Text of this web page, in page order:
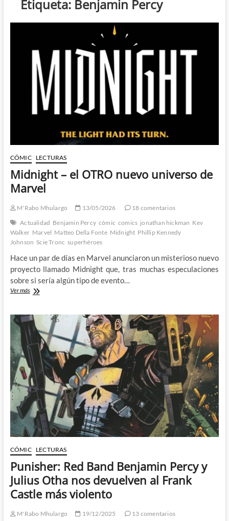
Etiqueta: Benjamin Percy
CÓMIC LECTURAS
Midnight – el OTRO nuevo universo de
Marvel
M'Rabo Mhulargo 13/05/2026
18 comentarios
Actualidad Benjamin Percy cómic comics jonathan hickman Kev
Walker Marvel Matteo Della Fonte Midnight Phillip Kennedy
Johnson Scie Tronc superhéroes
Hace un par de días en Marvel anunciaron un misterioso nuevo
proyecto llamado Midnight que, tras muchas especulaciones
sobre si sería algún tipo de evento…
Ver másMidnight
OTRO
nuevo
universo
de
Marvel
CÓMIC LECTURAS
Punisher: Red Band Benjamin Percy y
Julius Otha nos devuelven al Frank
Castle más violento
M'Rabo Mhulargo 19/12/2025
13 comentarios